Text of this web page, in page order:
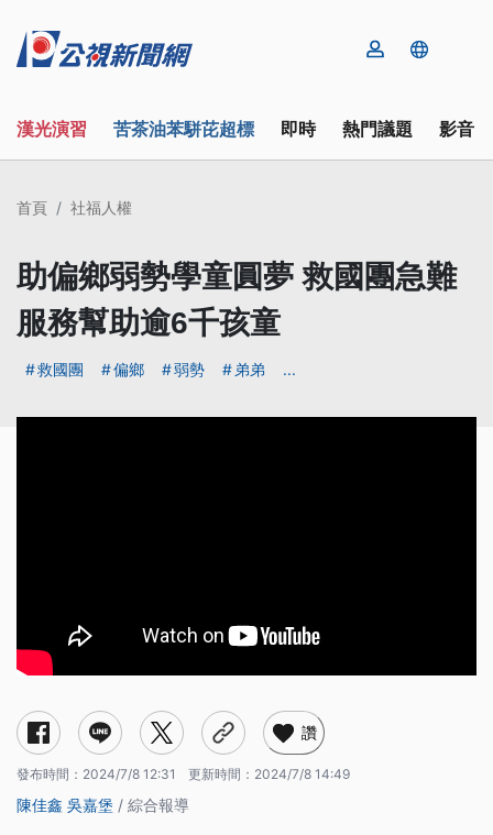
漢光演習 苦茶油苯駢芘超標 即時 熱門議題 影音
首頁 社福人權
助偏鄉弱勢學童圓夢 救國團急難
服務幫助逾6千孩童
救國團 偏鄉 弱勢 弟弟 ...
讚
發布時間： 2024/7/8 12:31 更新時間： 2024/7/8 14:49
陳佳鑫 吳嘉堡 / 綜合報導